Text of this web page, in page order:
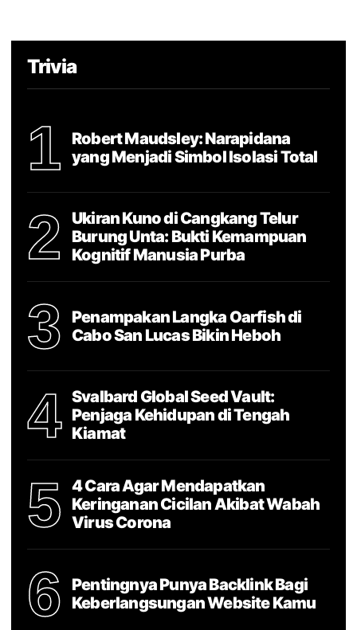
Trivia
1
Robert Maudsley: Narapidana
yang Menjadi Simbol Isolasi Total
2
Ukiran Kuno di Cangkang Telur
Burung Unta: Bukti Kemampuan
Kognitif Manusia Purba
3
Penampakan Langka Oarfish di
Cabo San Lucas Bikin Heboh
4
Svalbard Global Seed Vault:
Penjaga Kehidupan di Tengah
Kiamat
5
4 Cara Agar Mendapatkan
Keringanan Cicilan Akibat Wabah
Virus Corona
6
Pentingnya Punya Backlink Bagi
Keberlangsungan Website Kamu